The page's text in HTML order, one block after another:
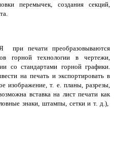
перемычек, создания секций,
печати преобразовываются
горной технологии в чертежи,
со стандартами горной графики.
на печать и экспортировать в
изображение, т. е. планы, разрезы,
вставка на лист печати как
знаки, штампы, сетки и т. д.),